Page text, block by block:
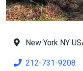
New York NY
212-731-9208